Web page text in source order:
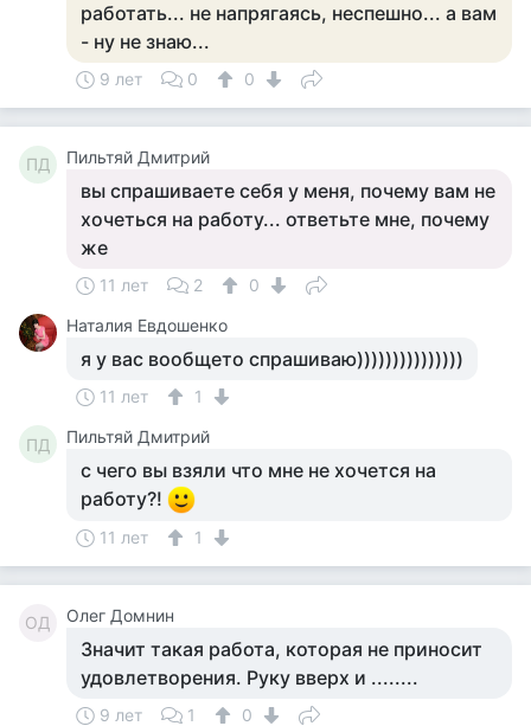
работать... не напрягаясь, неспешно... а вам
- ну не знаю...
9 лет 0 0
ПД Пильтяй Дмитрий
вы спрашиваете себя у меня, почему вам не
хочеться на работу... ответьте мне, почему
же
11 лет 2
0
Наталия Евдошенко
я у вас вообщето спрашиваю)))))))))))))))
11 лет 1
ПД Пильтяй Дмитрий
с чего вы взяли что мне не хочется на
работу?!
11 лет 1
ОД Олег Домнин
Значит такая работа, которая не приносит
удовлетворения. Руку вверх и ........
9 лет 1
0